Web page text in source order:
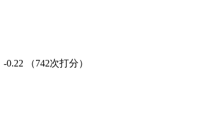
-0.22 （742次打分）